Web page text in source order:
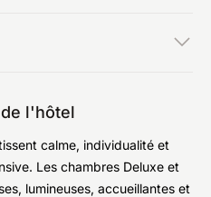
l'hôtel
calme, individualité et
Les chambres Deluxe et
lumineuses, accueillantes et